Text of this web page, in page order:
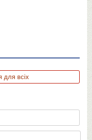
для всіх